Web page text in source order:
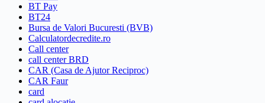
BT Pay
BT24
Bursa de Valori Bucuresti (BVB)
Calculatordecredite.ro
Call center
call center BRD
CAR (Casa de Ajutor Reciproc)
CAR Faur
card